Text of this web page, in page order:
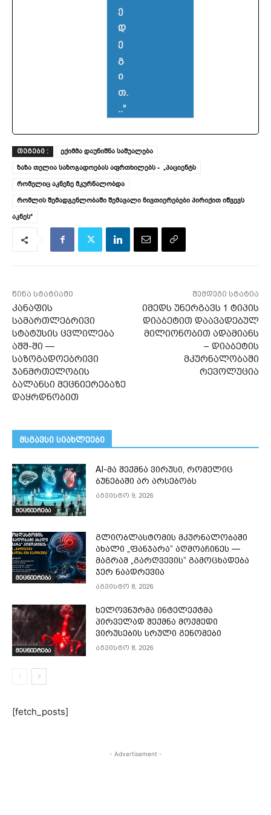
ე
დ
ე
გ
ი
თ.
..“
ᲗᲔᲒᲔᲑᲘ :
ექიმმა დაუნიშნა საშუალება
ზაზა თელია საზოგადოებას აფრთხილებს - „პაციენტს
რომელიც აკნეზე მკურნალობდა
რომლის შემადგენლობაში შემავალი ნივთიერებები პირიქით იწვევს
აკნეს“
წინა სტატიაში
კანაფის
სამართლებრივი
სტატუსის ცვლილება
აშშ-ში —
საზოგადოებრივი
ჯანმრთელობის
ბალანსი მეცნიერებაზე
დაყრდნობით
შემდეგი სტატია
იმედს უნერგავს 1 ტიპის
დიაბეტით დაავადებულ
მილიონობით ადამიანს
– დიაბეტის
მკურნალობაში
რევოლუცია
მსგავსი სიახლეები
მეცნიერება
AI-მა შექმნა ვირუსი, რომელიც
ბუნებაში არ არსებობს
აგვისტო 9, 2026
მეცნიერება
გლიობლასტომის მკურნალობაში
ახალი „ფანჯარა“ აღმოაჩინეს —
მაგრამ „გარღვევის“ გამოცხადება
ჯერ ნაადრევია
აგვისტო 8, 2026
მეცნიერება
ხელოვნურმა ინტელექტმა
პირველად შექმნა მოქმედი
ვირუსების სრული გენომები
აგვისტო 8, 2026
[fetch_posts]
- Advertisement -